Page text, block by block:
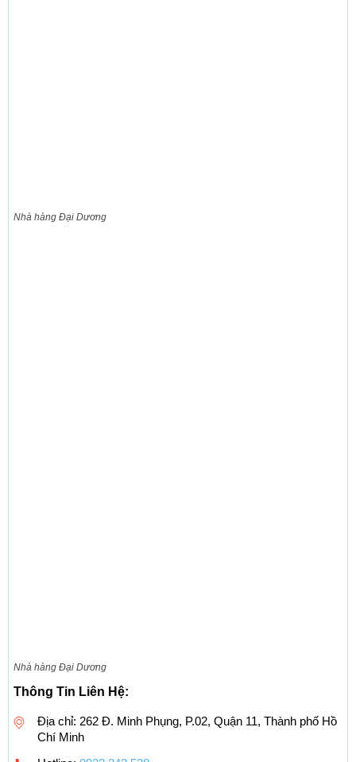
Nhà hàng Đại Dương
Nhà hàng Đại Dương
Thông Tin Liên Hệ:
Địa chỉ: 262 Đ. Minh Phụng, P.02, Quận 11, Thành phố Hồ
Chí Minh